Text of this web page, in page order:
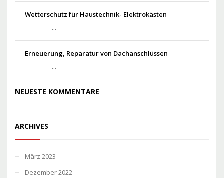
Wetterschutz für Haustechnik- Elektrokästen
...
Erneuerung, Reparatur von Dachanschlüssen
...
NEUESTE KOMMENTARE
ARCHIVES
März 2023
Dezember 2022